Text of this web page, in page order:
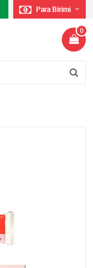
Para Birimi
0